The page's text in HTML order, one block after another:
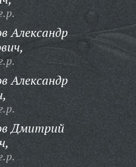
Александр
Александр
Дмитрий